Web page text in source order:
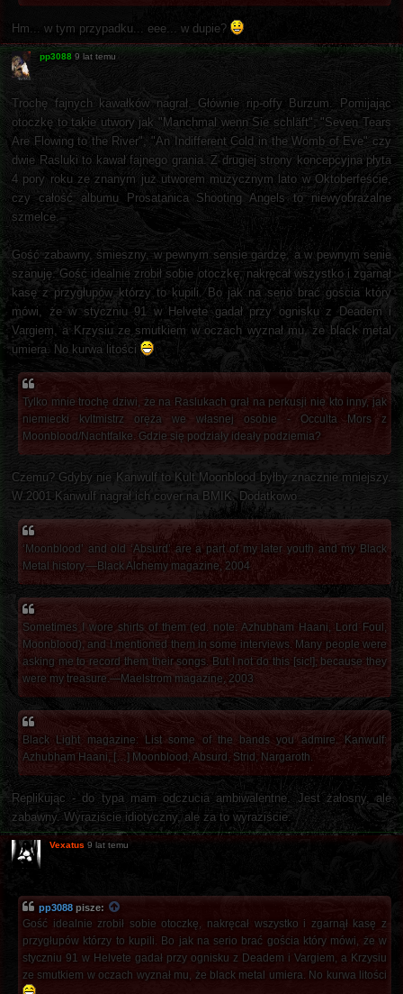
Hm... w tym przypadku... eee... w dupie?
pp3088 9 lat temu
Trochę fajnych kawałków nagrał. Głównie rip-offy Burzum. Pomijając
otoczkę to takie utwory jak "Manchmal wenn Sie schläft", "Seven Tears
Are Flowing to the River", "An Indifferent Cold in the Womb of Eve" czy
dwie Rasluki to kawał fajnego grania. Z drugiej strony koncepcyjna płyta
4 pory roku ze znanym już utworem muzycznym lato w Oktoberfeście,
czy całość albumu Prosatanica Shooting Angels to niewyobrażalne
szmelce.
Gość zabawny, śmieszny, w pewnym sensie gardzę, a w pewnym senie
szanuję. Gość idealnie zrobił sobie otoczkę, nakręcał wszystko i zgarnął
kasę z przygłupów którzy to kupili. Bo jak na serio brać gościa który
mówi, że w styczniu 91 w Helvete gadał przy ognisku z Deadem i
Vargiem, a Krzysiu ze smutkiem w oczach wyznał mu, że black metal
umiera. No kurwa litości
Tylko mnie trochę dziwi, że na Raslukach grał na perkusji nie kto inny, jak
niemiecki kvltmistrz oręża we własnej osobie - Occulta Mors z
Moonblood/Nachtfalke. Gdzie się podziały ideały podziemia?
Czemu? Gdyby nie Kanwulf to Kult Moonblood byłby znacznie mniejszy.
W 2001 Kanwulf nagrał ich cover na BMIK. Dodatkowo
‘Moonblood’ and old ‘Absurd’ are a part of my later youth and my Black
Metal history.—Black Alchemy magazine, 2004
Sometimes I wore shirts of them (ed. note: Azhubham Haani, Lord Foul,
Moonblood), and I mentioned them in some interviews. Many people were
asking me to record them their songs. But I not do this [sic!], because they
were my treasure.—Maelstrom magazine, 2003
Black Light magazine: List some of the bands you admire. Kanwulf:
Azhubham Haani, […] Moonblood, Absurd, Strid, Nargaroth.
Replikując - do typa mam odczucia ambiwalentne. Jest żałosny, ale
zabawny. Wyraziście idiotyczny, ale za to wyraziście.
Vexatus 9 lat temu
pp3088 pisze:
Gość idealnie zrobił sobie otoczkę, nakręcał wszystko i zgarnął kasę z
przygłupów którzy to kupili. Bo jak na serio brać gościa który mówi, że w
styczniu 91 w Helvete gadał przy ognisku z Deadem i Vargiem, a Krzysiu
ze smutkiem w oczach wyznał mu, że black metal umiera. No kurwa litości